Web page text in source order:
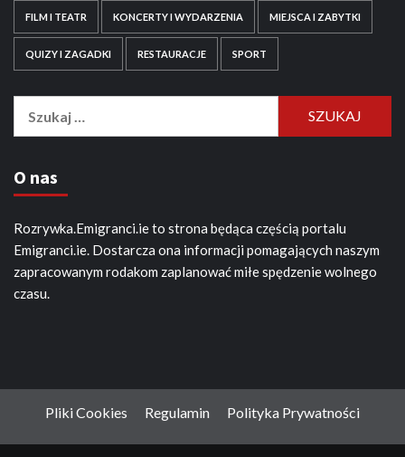
FILM I TEATR KONCERTY I WYDARZENIA MIEJSCA I ZABYTKI
QUIZY I ZAGADKI RESTAURACJE SPORT
O nas
Rozrywka.Emigranci.ie to strona będąca częścią portalu
Emigranci.ie. Dostarcza ona informacji pomagających naszym
zapracowanym rodakom zaplanować miłe spędzenie wolnego
czasu.
Pliki Cookies Regulamin Polityka Prywatności